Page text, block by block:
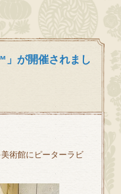
」が開催されまし
術館にピーターラビ